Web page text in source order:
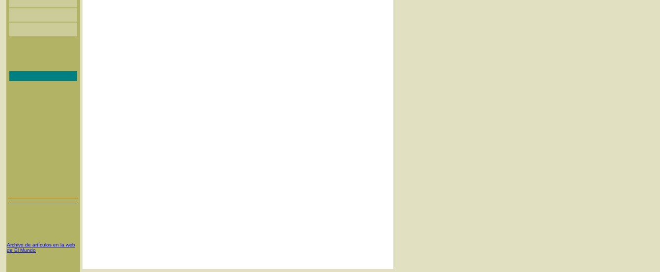
Archivo de artículos en la web
de El Mundo